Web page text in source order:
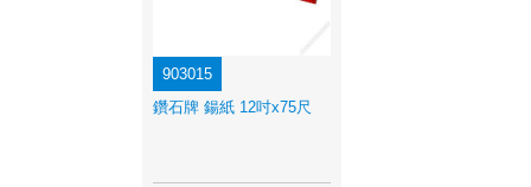
903015
鑽石牌 鍚紙 12吋x75尺